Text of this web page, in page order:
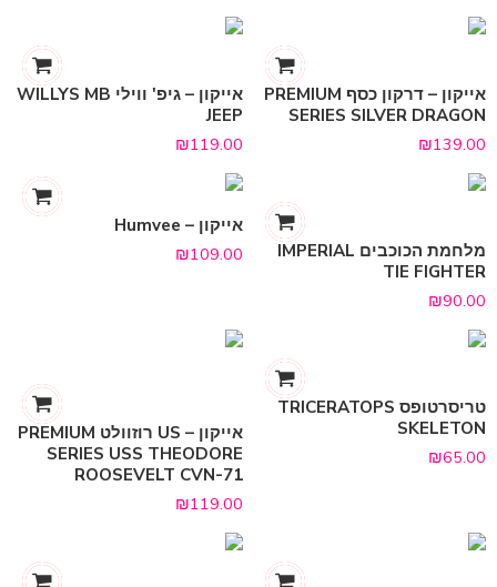
אייקון – דרקון כסף PREMIUM
SERIES SILVER DRAGON
₪139.00
אייקון – גיפ' ווילי WILLYS MB
JEEP
₪119.00
מלחמת הכוכבים IMPERIAL
TIE FIGHTER
₪90.00
אייקון – Humvee
₪109.00
טריסרטופס TRICERATOPS
SKELETON
₪65.00
אייקון – US רוזוולט PREMIUM
SERIES USS THEODORE
ROOSEVELT CVN-71
₪119.00